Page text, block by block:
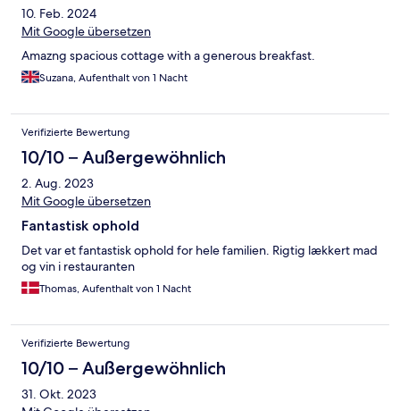
10. Feb. 2024
Mit Google übersetzen
Amazng spacious cottage with a generous breakfast.
Suzana, Aufenthalt von 1 Nacht
Verifizierte Bewertung
10/10 – Außergewöhnlich
2. Aug. 2023
Mit Google übersetzen
Fantastisk ophold
Det var et fantastisk ophold for hele familien. Rigtig lækkert mad
og vin i restauranten
Thomas, Aufenthalt von 1 Nacht
Verifizierte Bewertung
10/10 – Außergewöhnlich
31. Okt. 2023